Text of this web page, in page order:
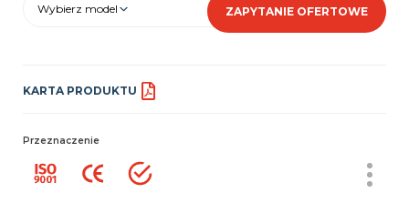
Wybierz model ZAPYTANIE OFERTOWE
KARTA PRODUKTU
Przeznaczenie